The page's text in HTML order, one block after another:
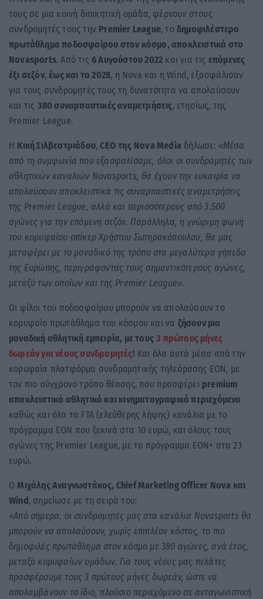
τους σε μια κοινή διοικητική ομάδα, φέρνουν στους
συνδρομητές τους την Premier League, τοδημοφιλέστερο
πρωτάθλημα ποδοσφαίρου στον κόσμο, αποκλειστικά στο
Novasports. Από τις 6 Αυγούστου 2022 και για τις επόμενες
έξι σεζόν,έως και το 2028, η Nova και η Wind, εξασφάλισαν
για τους συνδρομητές τους τη δυνατότητα να απολαύσουν
και τις 380 συναρπαστικές αναμετρήσεις, ετησίως, της
Premier League.
H Κική Σιλβεστριάδου,CEO της NovaMedia δήλωσε: «Μέσα
από τη συμφωνία που εξασφαλίσαμε, όλοι οι συνδρομητές των
αθλητικών καναλιών Novasports, θα έχουν την ευκαιρία να
απολαύσουν αποκλειστικά τις συναρπαστικές αναμετρήσεις
της Premier League, αλλά και περισσότερους από 3.500
αγώνες για την επόμενη σεζόν. Παράλληλα, η γνώριμη φωνή
του κορυφαίου σπίκερ Χρήστου Σωτηρακόπουλου, θα μας
μεταφέρει με το μοναδικό της τρόπο στα μεγαλύτερα γήπεδα
της Ευρώπης, περιγράφοντας τους σημαντικότερους αγώνες,
μεταξύ των οποίων και της Premier League».
Οι φίλοι του ποδοσφαίρου μπορούν να απολαύσουν το
κορυφαίο πρωτάθλημα του κόσμου και να ζήσουν μια
μοναδική αθλητική εμπειρία, με τους 3 πρώτους μήνες
δωρεάν για νέους συνδρομητές! Και όλα αυτά μέσα από την
κορυφαία πλατφόρμα συνδρομητικής τηλεόρασης EON, με
τον πιο σύγχρονο τρόπο θέασης, που προσφέρει premium
αποκλειστικό αθλητικό και κινηματογραφικό περιεχόμενο
καθώς και όλα τα FTA (ελεύθερης λήψης) κανάλια με το
πρόγραμμα ΕΟΝ που ξεκινά στα 10 ευρώ, και όλους τους
αγώνες της Premier League, με το πρόγραμμα ΕΟΝ+ στα 23
ευρώ.
ΟΜιχάλης Αναγνωστάκος, ChiefMarketingOfficer Nova και
Wind , σημείωσε με τη σειρά του:
«Από σήμερα, οι συνδρομητές μας στα κανάλια Novasports θα
μπορούν να απολαύσουν, χωρίς επιπλέον κόστος, το πιο
δημοφιλές πρωτάθλημα στον κόσμο με 380 αγώνες, ανά έτος,
μεταξύ κορυφαίων ομάδων. Για τους νέους μας πελάτες
προσφέρουμε τους 3 πρώτους μήνες δωρεάν, ώστε να
απολαμβάνουν το ίδιο, πλούσιο περιεχόμενο σε ανταγωνιστική